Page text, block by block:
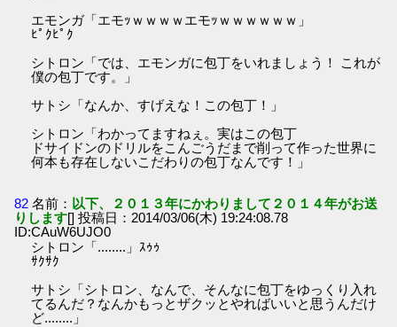
エモンガ「エモｯｗｗｗｗエモｯｗｗｗｗｗｗ」
ﾋﾟｸﾋﾟｸ
シトロン「では、エモンガに包丁をいれましょう！ これが
僕の包丁です。」
サトシ「なんか、すげえな！この包丁！」
シトロン「わかってますねぇ。実はこの包丁
ドサイドンのドリルをこんごうだまで削って作った世界に
何本も存在しないこだわりの包丁なんです！」
82 名前： 以下、２０１３年にかわりまして２０１４年がお送
りします[] 投稿日：2014/03/06(木) 19:24:08.78
ID:CAuW6UJO0
シトロン「........」ｽｩｩ
ｻｸｻｸ
サトシ「シトロン、なんで、そんなに包丁をゆっくり入れ
てるんだ？なんかもっとザクッとやればいいと思うんだけ
ど........」